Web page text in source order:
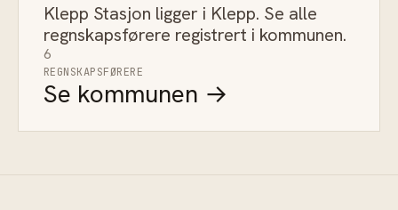
Klepp Stasjon ligger i Klepp. Se alle
regnskapsførere registrert i kommunen.
6
REGNSKAPSFØRERE
Se kommunen →